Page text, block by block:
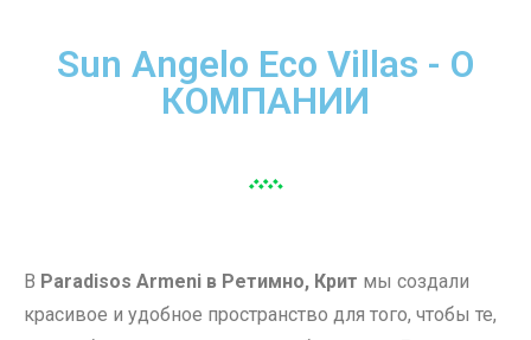
Sun Angelo Eco Villas - О
КОМПАНИИ
В Paradisos Armeni в Ретимно, Крит мы создали
красивое и удобное пространство для того, чтобы те,